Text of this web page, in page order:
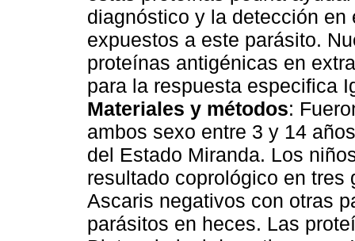
diagnóstico y la detección
expuestos a este parásito.
proteínas antigénicas en
para la respuesta especifica
Materiales y métodos:
ambos sexo entre 3 y 14
del Estado Miranda. Los
resultado coprológico en
Ascaris negativos con otras
parásitos en heces. Las